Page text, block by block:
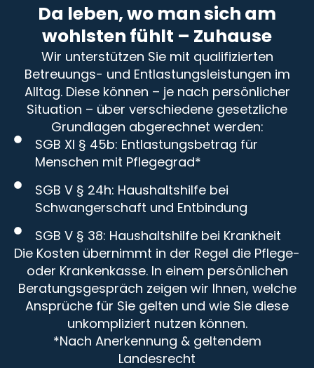
Da leben, wo man sich am
wohlsten fühlt – Zuhause
Wir unterstützen Sie mit qualifizierten
Betreuungs- und Entlastungsleistungen im
Alltag. Diese können – je nach persönlicher
Situation – über verschiedene gesetzliche
Grundlagen abgerechnet werden:
SGB XI § 45b: Entlastungsbetrag für
Menschen mit Pflegegrad*
SGB V § 24h: Haushaltshilfe bei
Schwangerschaft und Entbindung
SGB V § 38: Haushaltshilfe bei Krankheit
Die Kosten übernimmt in der Regel die Pflege-
oder Krankenkasse. In einem persönlichen
Beratungsgespräch zeigen wir Ihnen, welche
Ansprüche für Sie gelten und wie Sie diese
unkompliziert nutzen können.
*Nach Anerkennung & geltendem
Landesrecht